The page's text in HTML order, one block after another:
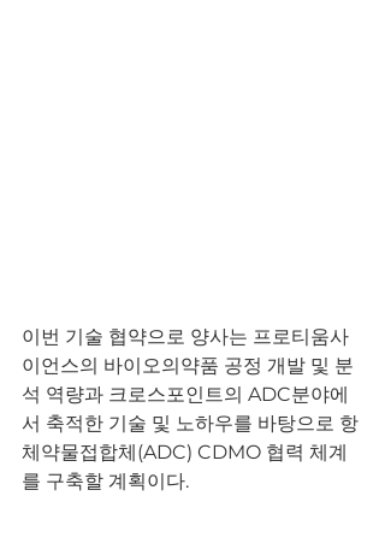
이번 기술 협약으로 양사는 프로티움사
이언스의 바이오의약품 공정 개발 및 분
석 역량과 크로스포인트의 ADC분야에
서 축적한 기술 및 노하우를 바탕으로 항
체약물접합체(ADC) CDMO 협력 체계
를 구축할 계획이다.